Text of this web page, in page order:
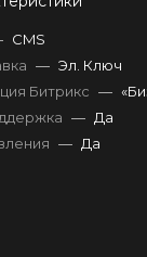
CMS
— Эл. Ключ
Битрикс —
— Да
— Да